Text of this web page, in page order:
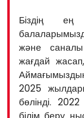
Біздің ең
және
жағдай
2025
бөлінді.